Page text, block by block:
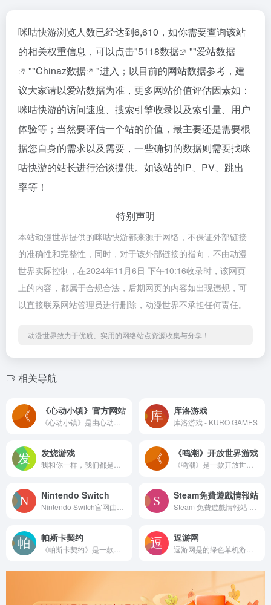
咪咕快游浏览人数已经达到6,610，如你需要查询该站
的相关权重信息，可以点击"5118数据 ""爱站数据
""Chinaz数据
"进入；以目前的网站数据参考，建
议大家请以爱站数据为准，更多网站价值评估因素如：
咪咕快游的访问速度、搜索引擎收录以及索引量、用户
体验等；当然要评估一个站的价值，最主要还是需要根
据您自身的需求以及需要，一些确切的数据则需要找咪
咕快游的站长进行洽谈提供。如该站的IP、PV、跳出
率等！
特别声明
本站动漫世界提供的咪咕快游都来源于网络，不保证外部链接
的准确性和完整性，同时，对于该外部链接的指向，不由动漫
世界实际控制，在2024年11月6日 下午10:16收录时，该网页
上的内容，都属于合规合法，后期网页的内容如出现违规，可
以直接联系网站管理员进行删除，动漫世界不承担任何责任。
动漫世界致力于优质、实用的网络站点资源收集与分享！
相关导航
《心动小镇》官方网站 库洛游戏
库洛游戏 - KURO GAMES
发烧游戏 《鸣潮》开放世界游戏
Nintendo Switch Steam免費遊戲情報站
帕斯卡契约 逗游网